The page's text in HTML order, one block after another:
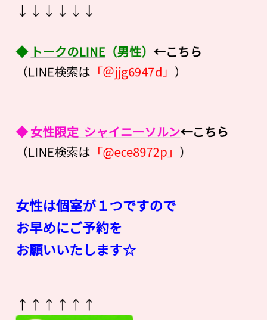
↓↓↓↓↓↓
◆ トークのLINE（男性） ←こちら
（LINE検索は 「＠jjg6947d」 ）
◆女性限定 シャイニーソルン←こちら
（LINE検索は 「@ece8972p」 ）
女性は個室が１つですので
お早めにご予約を
お願いいたします☆
↑↑↑↑↑↑